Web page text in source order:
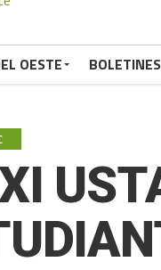
OESTE BOLETINES